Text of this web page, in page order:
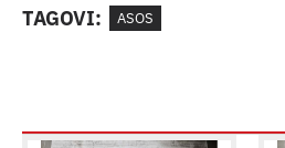
TAGOVI: ASOS